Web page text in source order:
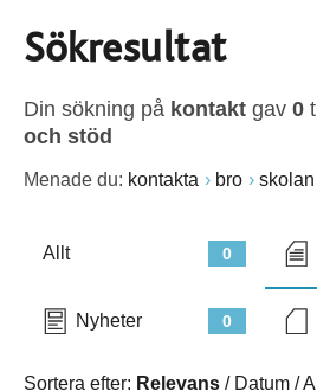
Sökresultat
Din sökning på kontakt gav 0
och stöd
Menade du: kontakta bro skolan
0
Allt
0
Nyheter
Sortera efter: Relevans / Datum /